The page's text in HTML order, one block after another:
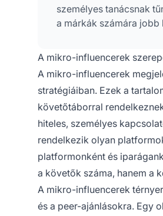
személyes tanácsnak
a márkák számára
A mikro-influencerek
A mikro-influencerek
stratégiáiban. Ezek a
követőtáborral
hiteles, személyes
rendelkezik olyan
platformonként és
a követők száma, hanem a
A mikro-influencerek
és a peer-ajánlásokra. Egy